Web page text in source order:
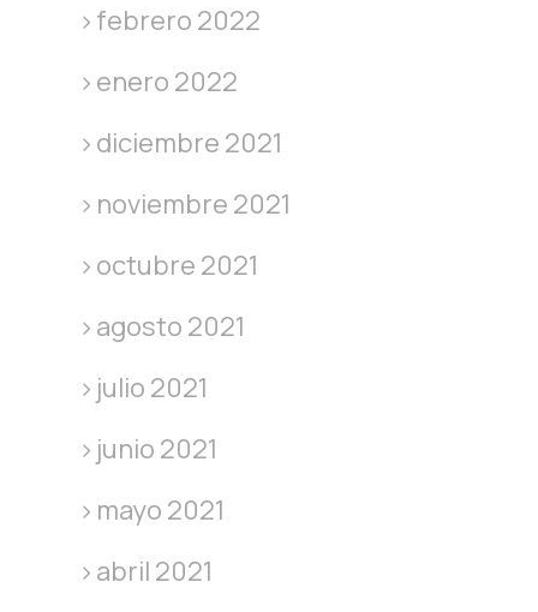
febrero 2022
enero 2022
diciembre 2021
noviembre 2021
octubre 2021
agosto 2021
julio 2021
junio 2021
mayo 2021
abril 2021